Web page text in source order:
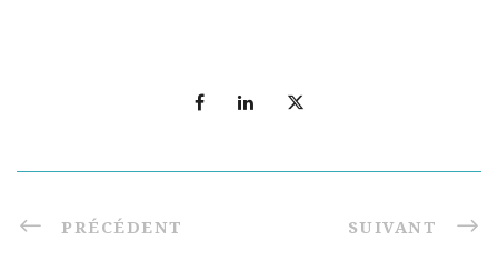
PRÉCÉDENT SUIVANT